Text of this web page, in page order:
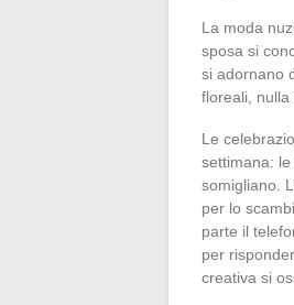
La moda
sposa si
si adornano
floreali, nulla
Le
settimana:
somigliano.
per lo
parte il
per
creativa si